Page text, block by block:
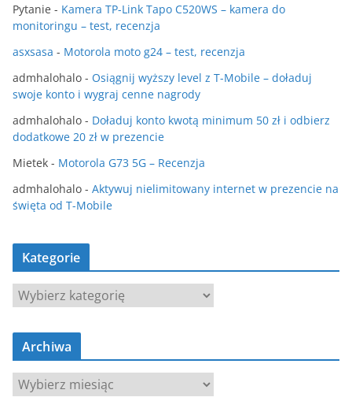
Pytanie - Kamera TP-Link Tapo C520WS – kamera do
monitoringu – test, recenzja
asxsasa - Motorola moto g24 – test, recenzja
admhalohalo - Osiągnij wyższy level z T-Mobile – doładuj
swoje konto i wygraj cenne nagrody
admhalohalo - Doładuj konto kwotą minimum 50 zł i odbierz
dodatkowe 20 zł w prezencie
Mietek - Motorola G73 5G – Recenzja
admhalohalo - Aktywuj nielimitowany internet w prezencie na
święta od T-Mobile
Kategorie
K
a
t
g
Archiwa
A
r